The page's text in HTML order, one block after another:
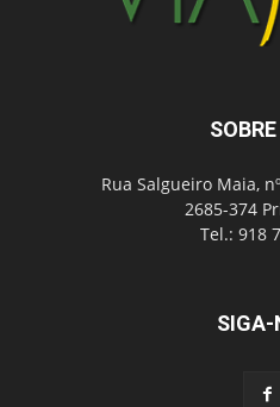
Rua Salgueiro Maia,
2685-374
Tel.: 918
SIGA-